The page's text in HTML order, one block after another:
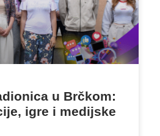
u Brčkom:
igre i medijske